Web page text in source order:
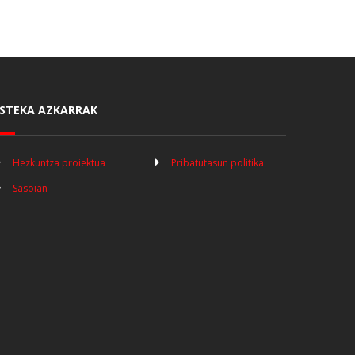
AZKARRAK
Hezkuntza proiektua
Sasoian
Pribatutasun politika